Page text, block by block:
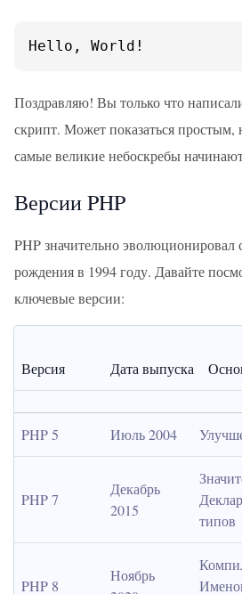
Hello, World!
Поздравляю! Вы только что
скрипт. Может показаться
самые великие небоскребы
Версии PHP
PHP значительно эволюционировал
рождения в 1994 году. Давайте
ключевые версии:
Версия Дата выпуска
PHP 5 Июль 2004
PHP 7
Декабрь
2015
типов
PHP 8
Ноябрь